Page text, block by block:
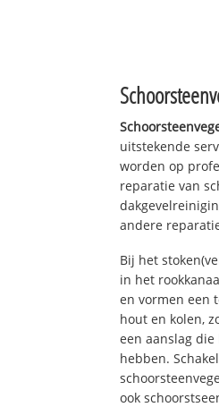
uitstekende
worden op
reparatie van
andere
Bij het
in het
en vormen een
hout en kolen,
een aanslag
hebben.
ook